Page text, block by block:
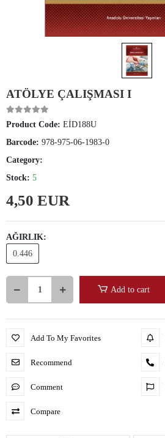
ATÖLYE ÇALIŞMASI I
Product Code: EİD188U
Barcode: 978-975-06-1983-0
Category:
Stock: 5
4,50 EUR
AĞIRLIK:
0.446
Add to cart
Add To My Favorites
Recommend
Comment
Compare